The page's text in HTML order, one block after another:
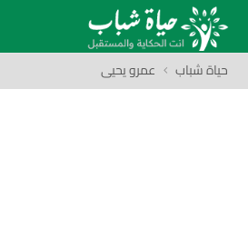
حياة شباب عمرو يحيى